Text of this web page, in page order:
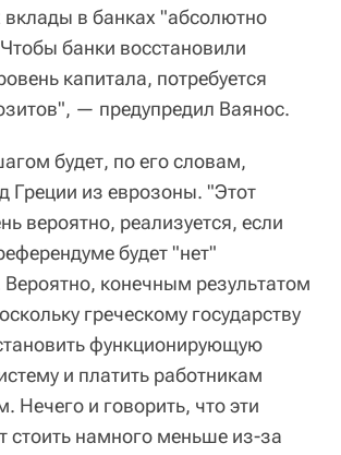
вклады в банках "абсолютно
банки восстановили
капитала, потребуется
— предупредил Ваянос.
будет, по его словам,
Греции из еврозоны. "Этот
вероятно, реализуется, если
будет "нет"
конечным результатом
греческому государству
функционирующую
и платить работникам
Нечего и говорить, что эти
стоить намного меньше из-за